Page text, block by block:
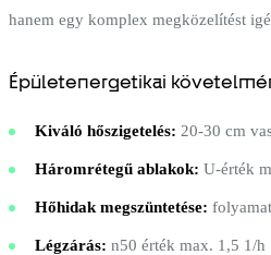
hanem egy komplex megközelítést
Épületenergetikai
Kiváló hőszigetelés: 20-30 cm
Háromrétegű ablakok: U-érték
Hőhidak megszüntetése:
Légzárás: n50 érték max. 1,5 1/h